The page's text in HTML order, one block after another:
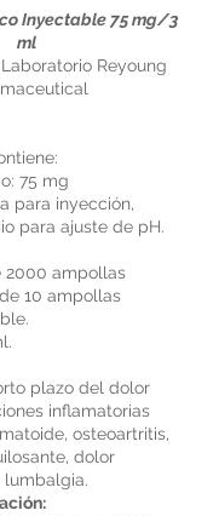
Inyectable 75 mg/3
ml
Reyoung
75 mg
para inyección,
para ajuste de pH.
2000 ampollas
10 ampollas
plazo del dolor
inflamatorias
osteoartritis,
dolor
lumbalgia.